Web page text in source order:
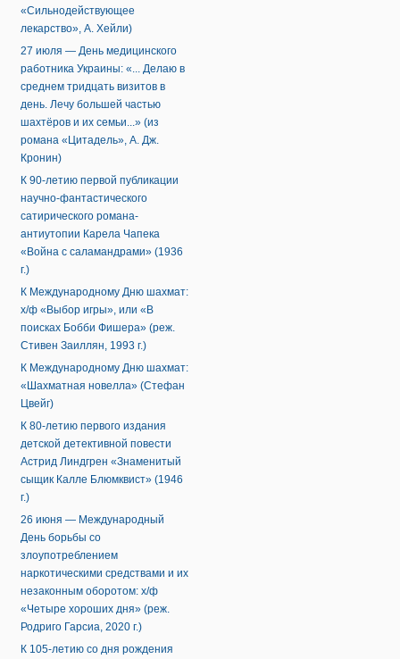
«Сильнодействующее
лекарство», А. Хейли)
27 июля — День медицинского
работника Украины: «... Делаю в
среднем тридцать визитов в
день. Лечу большей частью
шахтёров и их семьи...» (из
романа «Цитадель», А. Дж.
Кронин)
К 90-летию первой публикации
научно-фантастического
сатирического романа-
антиутопии Карела Чапека
«Война с саламандрами» (1936
г.)
К Международному Дню шахмат:
х/ф «Выбор игры», или «В
поисках Бобби Фишера» (реж.
Стивен Заиллян, 1993 г.)
К Международному Дню шахмат:
«Шахматная новелла» (Стефан
Цвейг)
К 80-летию первого издания
детской детективной повести
Астрид Линдгрен «Знаменитый
сыщик Калле Блюмквист» (1946
г.)
26 июня — Международный
День борьбы со
злоупотреблением
наркотическими средствами и их
незаконным оборотом: х/ф
«Четыре хороших дня» (реж.
Родриго Гарсиа, 2020 г.)
К 105-летию со дня рождения